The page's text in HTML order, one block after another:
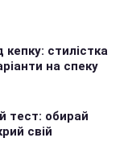
кепку: стилістка
на спеку
тест: обирай
свій